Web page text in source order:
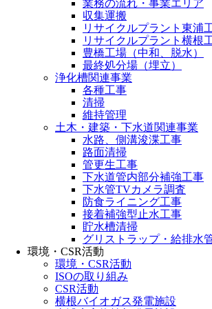
業務の流れ・事業エリア
収集運搬
リサイクルプラント東浦
リサイクルプラント横根
豊橋工場（中和、脱水）
最終処分場（埋立）
浄化槽関連事業
各種工事
清掃
維持管理
土木・建築・下水道関連事業
水路、側溝浚渫工事
路面清掃
管更生工事
下水道管内部分補強工事
下水管TVカメラ調査
防食ライニング工事
接着補強型止水工事
貯水槽清掃
グリストラップ・給排水
環境・CSR活動
環境・CSR活動
ISOの取り組み
CSR活動
横根バイオガス発電施設